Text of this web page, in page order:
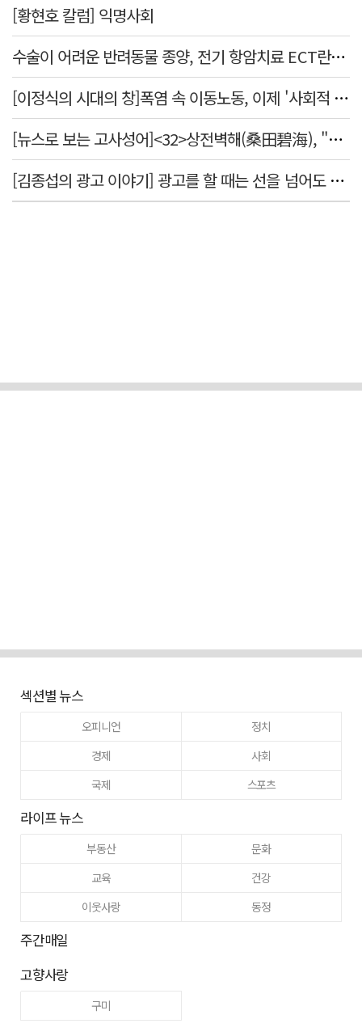
[황현호 칼럼] 익명사회
수술이 어려운 반려동물 종양, 전기 항암치료 ECT란? [반려동물 건강톡톡]
[이정식의 시대의 창]폭염 속 이동노동, 이제 '사회적 위험 관리'로 전환할 때
[뉴스로 보는 고사성어]<32>상전벽해(桑田碧海), "뽕나무밭이 푸른 바다가 되었다."
[김종섭의 광고 이야기] 광고를 할 때는 선을 넘어도 좋습니다.
섹션별 뉴스
오피니언
정치
경제
사회
국제
스포츠
라이프 뉴스
부동산
문화
교육
건강
이웃사랑
동정
주간매일
고향사랑
구미